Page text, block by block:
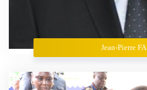
Jean-Pierre